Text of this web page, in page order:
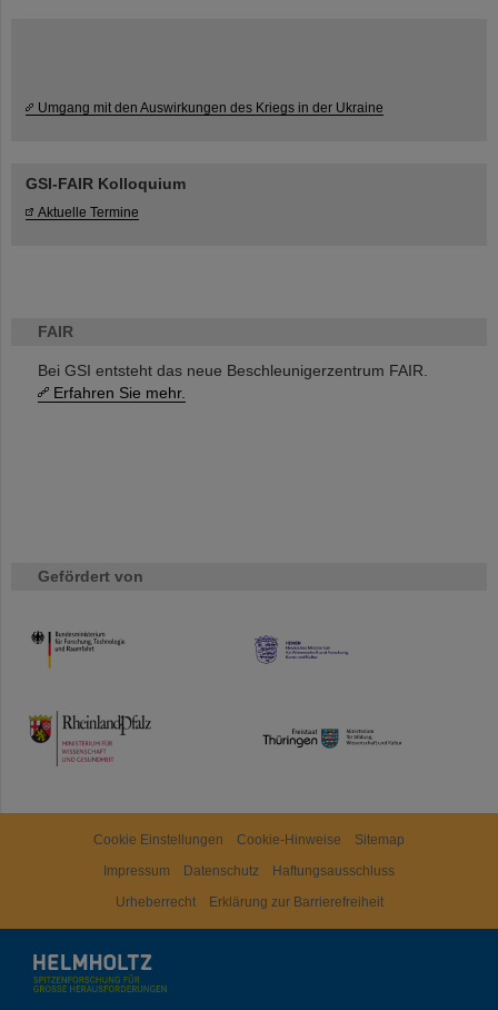
FAIR
Bei GSI entsteht das neue Beschleunigerzentrum FAIR.
Erfahren Sie mehr.
Gefördert von
HMWK
TMWWDG
Umgang mit den Auswirkungen des Kriegs in der Ukraine
GSI-FAIR Kolloquium
Aktuelle Termine
Cookie Einstellungen Cookie-Hinweise
Sitemap
Impressum
Datenschutz
Haftungsausschluss
Urheberrecht
Erklärung zur Barrierefreiheit